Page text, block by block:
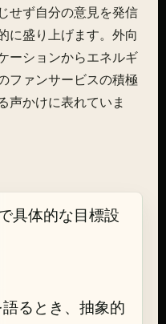
せず自分の意見を発信
に盛り上げます。外向
ーションからエネルギ
ファンサービスの積極
声かけに表れていま
具体的な目標設
るとき、抽象的